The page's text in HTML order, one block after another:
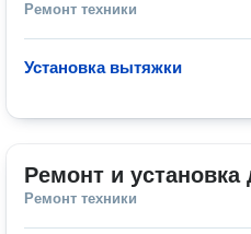
Ремонт техники
Установка вытяжки
Ремонт и
Ремонт техники